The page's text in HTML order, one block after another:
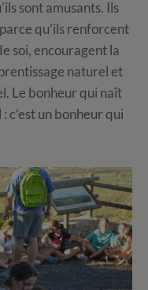
sont amusants. Ils
qu’ils renforcent
soi, encouragent la
naturel et
Le bonheur qui naît
c’est un bonheur qui